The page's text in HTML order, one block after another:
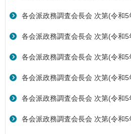
各会派政務調査会長会 次第(令和5
各会派政務調査会長会 次第(令和5
各会派政務調査会長会 次第(令和5
各会派政務調査会長会 次第(令和5
各会派政務調査会長会 次第(令和5
各会派政務調査会長会 次第(令和5